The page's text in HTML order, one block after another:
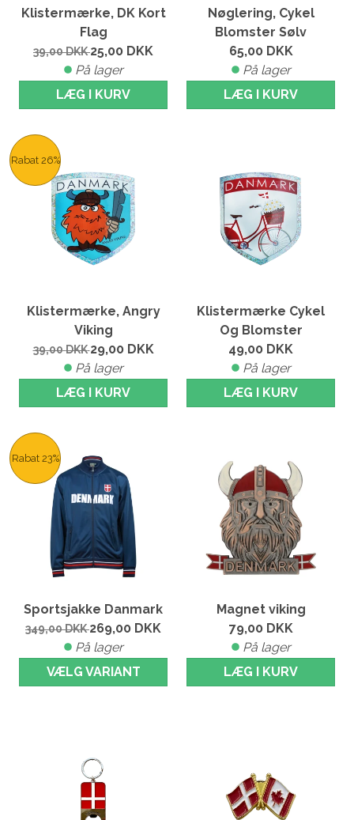
Klistermærke, DK Kort
Flag
39,00DKK 25,00 DKK
På lager
LÆG I KURV
Nøglering, Cykel
Blomster Sølv
65,00 DKK
På lager
LÆG I KURV
Rabat 26%
Klistermærke, Angry
Viking
39,00DKK29,00 DKK
På lager
LÆG I KURV
Klistermærke Cykel
Og Blomster
49,00 DKK
På lager
LÆG I KURV
Rabat 23%
Sportsjakke Danmark
349,00DKK 269,00 DKK
På lager
VÆLG VARIANT
Magnet viking
79,00 DKK
På lager
LÆG I KURV